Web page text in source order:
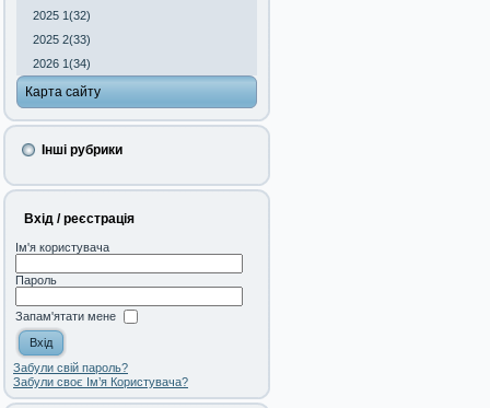
2025 1(32)
2025 2(33)
2026 1(34)
Карта сайту
Інші рубрики
Вхід / реєстрація
Ім'я користувача
Пароль
Запам'ятати мене
Забули свій пароль?
Забули своє Ім’я Користувача?